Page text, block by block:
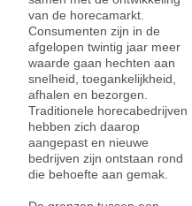
van de horecamarkt.
Consumenten zijn in de
afgelopen twintig jaar meer
waarde gaan hechten aan
snelheid, toegankelijkheid,
afhalen en bezorgen.
Traditionele horecabedrijven
hebben zich daarop
aangepast en nieuwe
bedrijven zijn ontstaan rond
die behoefte aan gemak.